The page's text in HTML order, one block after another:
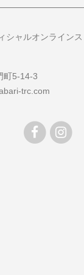
シャルオンラインス
町5-14-3
trc.com